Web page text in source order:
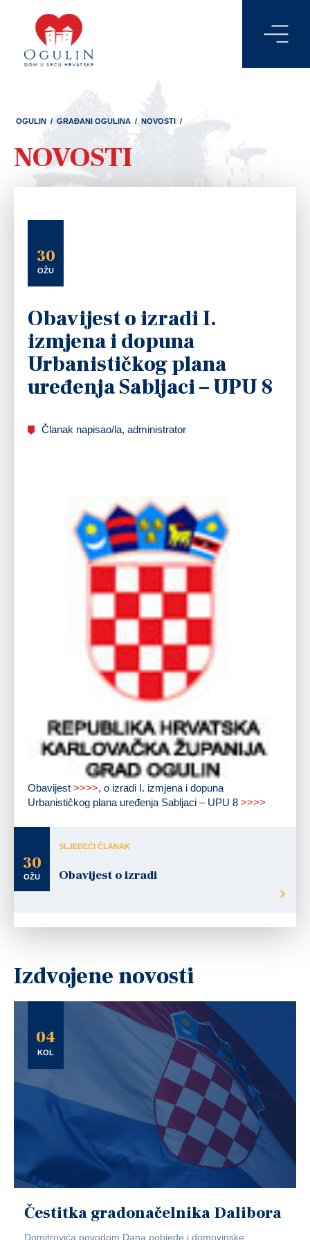
OGULIN / GRAĐANI OGULINA / NOVOSTI /
NOVOSTI
30
OŽU
Obavijest o izradi I.
izmjena i dopuna
Urbanističkog plana
uređenja Sabljaci – UPU 8
Članak napisao/la, administrator
Obavijest >>>>, o izradi I. izmjena i dopuna
Urbanističkog plana uređenja Sabljaci – UPU 8 >>>>
30
OŽU
SLJEDEĆI ČLANAK
Obavijest o izradi
Izdvojene novosti
04
KOL
Čestitka gradonačelnika Dalibora
Domitrovića povodom Dana pobjede i domovinske